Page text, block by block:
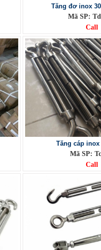
Tăng đơ inox
Mã SP:
Call
Tăng cáp
Mã SP:
Call